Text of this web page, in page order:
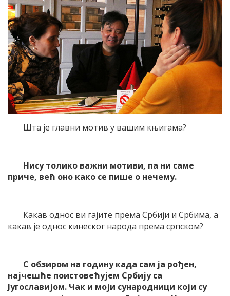
Шта је главни мотив у вашим књигама?
Нису толико важни мотиви, па ни саме
приче, већ оно како се пише о нечему.
Какав однос ви гајите према Србији и Србима, а
какав је однос кинеског народа према српском?
С обзиром на годину када сам ја рођен,
најчешће поистовећујем Србију са
Југославијом. Чак и моји сународници који су